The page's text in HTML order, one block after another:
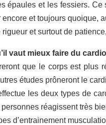
épaules et les fessiers.
et toujours quoique,
et surtout de
vaut mieux faire du
que le corps est plus
études prôneront le
les deux types de
réagissent très
d’entrainement